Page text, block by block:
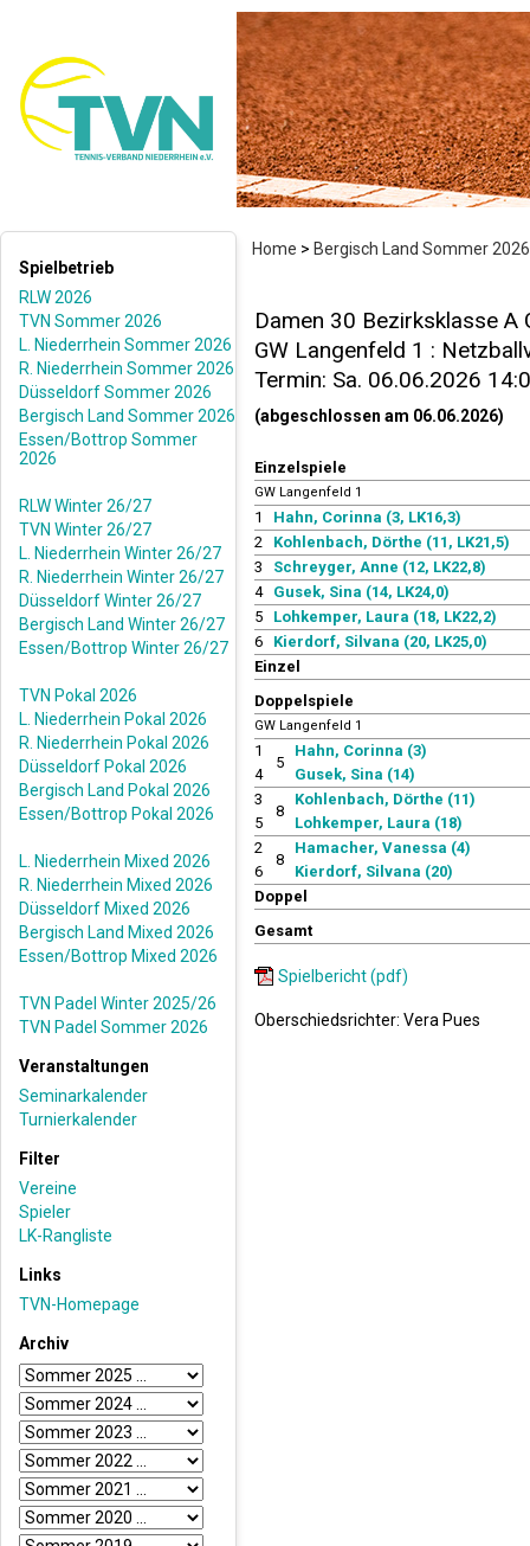
Home > Bergisch Land Sommer 2026
Spielbetrieb
RLW 2026
TVN Sommer 2026
L. Niederrhein Sommer 2026
R. Niederrhein Sommer 2026
Düsseldorf Sommer 2026
Bergisch Land Sommer 2026
Essen/Bottrop Sommer
2026
RLW Winter 26/27
TVN Winter 26/27
L. Niederrhein Winter 26/27
R. Niederrhein Winter 26/27
Düsseldorf Winter 26/27
Bergisch Land Winter 26/27
Essen/Bottrop Winter 26/27
TVN Pokal 2026
L. Niederrhein Pokal 2026
R. Niederrhein Pokal 2026
Düsseldorf Pokal 2026
Bergisch Land Pokal 2026
Essen/Bottrop Pokal 2026
L. Niederrhein Mixed 2026
R. Niederrhein Mixed 2026
Düsseldorf Mixed 2026
Bergisch Land Mixed 2026
Essen/Bottrop Mixed 2026
TVN Padel Winter 2025/26
TVN Padel Sommer 2026
Veranstaltungen
Seminarkalender
Turnierkalender
Filter
Vereine
Spieler
LK-Rangliste
Links
TVN-Homepage
Archiv
Damen 30 Bezirksklasse A
GW Langenfeld 1 :
Termin: Sa. 06.06.2026
(abgeschlossen am 06.06.2026)
Einzelspiele
GW Langenfeld 1
1
Hahn, Corinna (3, LK16,3)
2
Kohlenbach, Dörthe (11, LK21,5)
3
Schreyger, Anne (12, LK22,8)
4
Gusek, Sina (14, LK24,0)
5
Lohkemper, Laura (18, LK22,2)
6
Kierdorf, Silvana (20, LK25,0)
Einzel
Doppelspiele
GW Langenfeld 1
1
4
5
Hahn, Corinna (3)
Gusek, Sina (14)
3
5
8
Kohlenbach, Dörthe (11)
Lohkemper, Laura (18)
2
6
8
Hamacher, Vanessa (4)
Kierdorf, Silvana (20)
Doppel
Gesamt
Spielbericht (pdf)
Oberschiedsrichter: Vera Pues